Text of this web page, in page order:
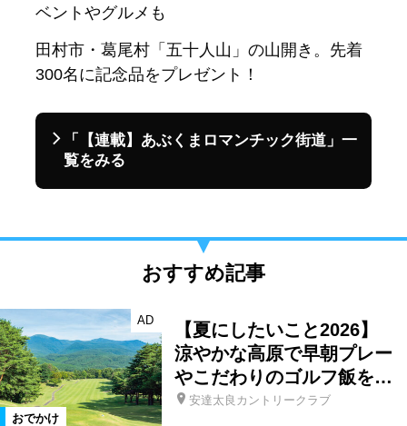
ベントやグルメも
田村市・葛尾村「五十人山」の山開き。先着
300名に記念品をプレゼント！
「【連載】あぶくまロマンチック街道」一
覧をみる
おすすめ記事
おでかけ
AD
【夏にしたいこと2026】
涼やかな高原で早朝プレー
やこだわりのゴルフ飯を…
安達太良カントリークラブ